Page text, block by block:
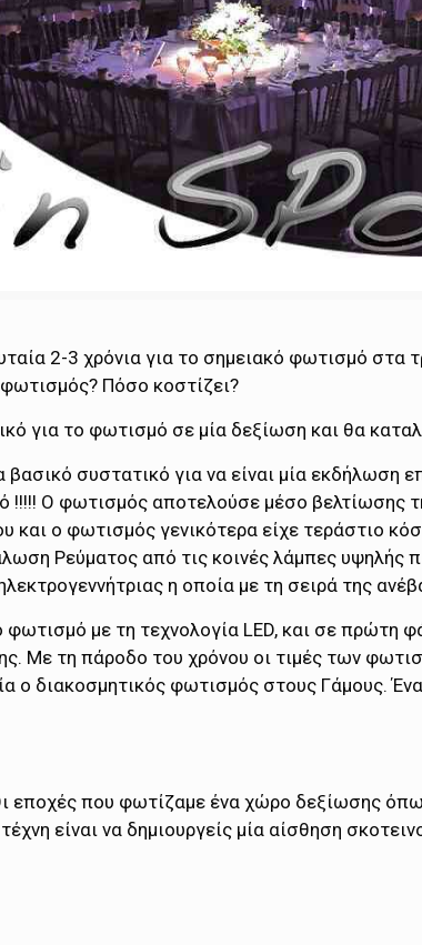
2-3 χρόνια για το σημειακό φωτισμό
φωτισμός? Πόσο κοστίζει?
για το φωτισμό σε μία δεξίωση και θα
συστατικό για να είναι μία
Ο φωτισμός αποτελούσε μέσο βελτίωσης
και ο φωτισμός γενικότερα είχε τεράστιο
Ρεύματος από τις κοινές λάμπες
η οποία με τη σειρά της
με τη τεχνολογία LED, και σε πρώτη
Με τη πάροδο του χρόνου οι τιμές των
ο διακοσμητικός φωτισμός στους Γάμους.
εποχές που φωτίζαμε ένα χώρο δεξίωσης
είναι να δημιουργείς μία αίσθηση